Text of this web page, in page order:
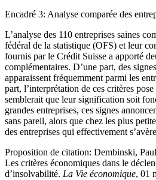
Encadré 3: Analyse comparée des
L’analyse des 110 entreprises saines
fédéral de la statistique (OFS) et leur
fournis par le Crédit Suisse a apporté
complémentaires. D’une part, des
apparaissent fréquemment parmi les
part, l’interprétation de ces critères
semblerait que leur signification soit
grandes entreprises, ces signes
sans pareil, alors que chez les plus
des entreprises qui effectivement
Proposition de citation: Dembinski,
Les critères économiques dans le
d’insolvabilité. La Vie économique, 01